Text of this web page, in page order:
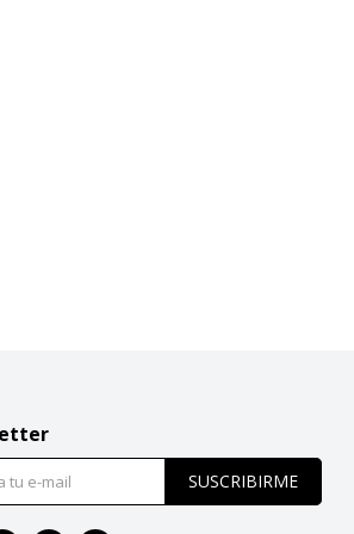
SUSCRIBIRME